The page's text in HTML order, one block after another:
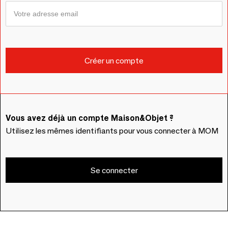
Vous avez déjà un compte Maison&Objet ?
Utilisez les mêmes identifiants pour vous connecter à MOM
Se connecter